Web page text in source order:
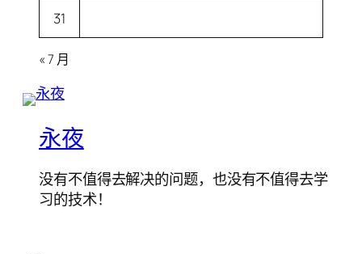
31
« 7 月
永夜
没有不值得去解决的问题，也没有不值得去学
习的技术！